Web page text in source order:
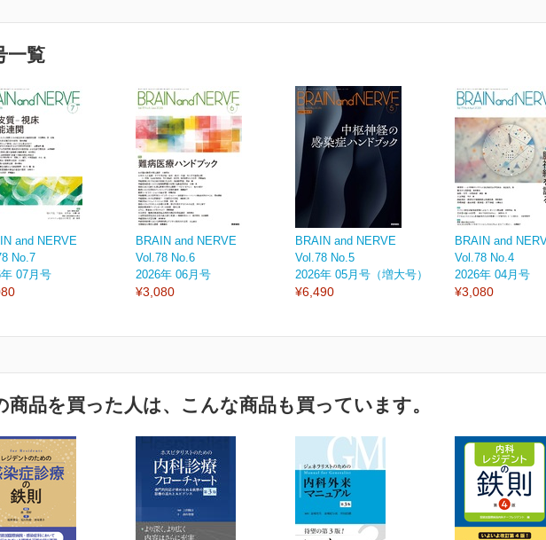
一覧
and NERVE
No.7
07月号
BRAIN and NERVE
Vol.78 No.6
2026年 06月号
¥3,080
BRAIN and NERVE
Vol.78 No.5
2026年 05月号（増大号）
¥6,490
BRAIN and
Vol.78 No.4
2026年 04月号
¥3,080
商品を買った人は、こんな商品も買っています。